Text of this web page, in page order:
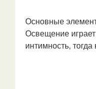
Основные
Освещение
интимность,